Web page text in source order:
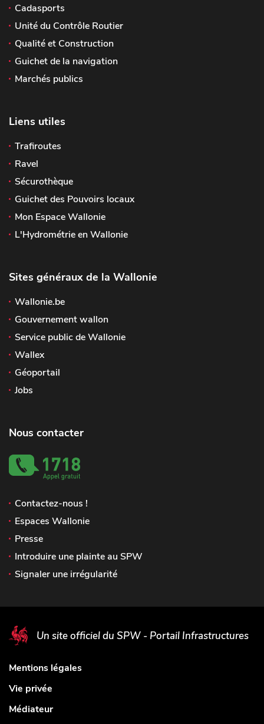
Cadasports
Unité du Contrôle Routier
Qualité et Construction
Guichet de la navigation
Marchés publics
Liens utiles
Trafiroutes
Ravel
Sécurothèque
Guichet des Pouvoirs locaux
Mon Espace Wallonie
L'Hydrométrie en Wallonie
Sites généraux de la Wallonie
Wallonie.be
Gouvernement wallon
Service public de Wallonie
Wallex
Géoportail
Jobs
Nous contacter
Contactez-nous !
Espaces Wallonie
Presse
Introduire une plainte au SPW
Signaler une irrégularité
Un site officiel du SPW - Portail Infrastructures
Mentions légales
Vie privée
Médiateur